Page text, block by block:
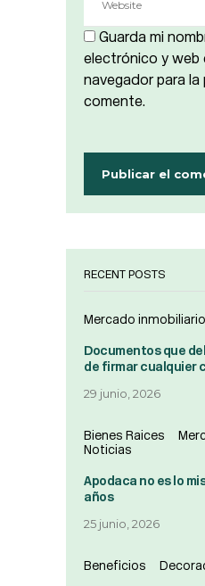
Guarda mi
electrónico y web
navegador para la
comente.
RECENT POSTS
Mercado inmobiliario
Documentos que
de firmar cualquier
29 junio, 2026
Bienes Raices
Noticias
Apodaca no es lo
años
25 junio, 2026
Beneficios